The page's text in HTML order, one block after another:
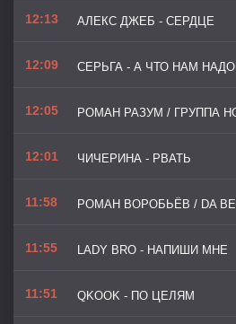
12:13 АЛЕКС ДЖЕБ - СЕРДЦЕ
12:09 СЕРЬГА - А ЧТО НАМ НАДО
12:05
12:01 ЧИЧЕРИНА - РВАТЬ
11:58
11:55 LADY BRO - НАПИШИ МНЕ
11:51 QKOOK - ПО ЦЕЛЯМ